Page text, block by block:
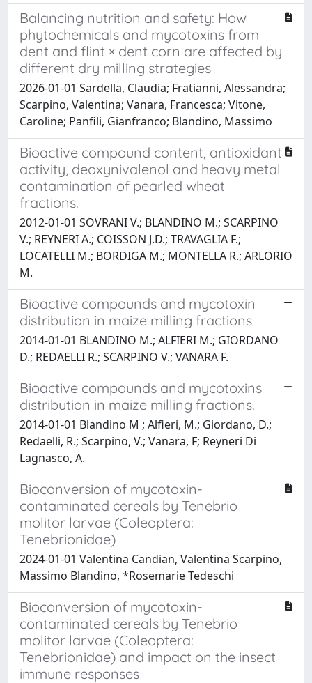
Balancing nutrition and safety: How
phytochemicals and mycotoxins from
dent and flint × dent corn are affected by
different dry milling strategies
2026-01-01 Sardella, Claudia; Fratianni, Alessandra;
Scarpino, Valentina; Vanara, Francesca; Vitone,
Caroline; Panfili, Gianfranco; Blandino, Massimo
Bioactive compound content, antioxidant
activity, deoxynivalenol and heavy metal
contamination of pearled wheat
fractions.
2012-01-01 SOVRANI V.; BLANDINO M.; SCARPINO
V.; REYNERI A.; COISSON J.D.; TRAVAGLIA F.;
LOCATELLI M.; BORDIGA M.; MONTELLA R.; ARLORIO
M.
Bioactive compounds and mycotoxin
distribution in maize milling fractions
2014-01-01 BLANDINO M.; ALFIERI M.; GIORDANO
D.; REDAELLI R.; SCARPINO V.; VANARA F.
Bioactive compounds and mycotoxins
distribution in maize milling fractions.
2014-01-01 Blandino M ; Alfieri, M.; Giordano, D.;
Redaelli, R.; Scarpino, V.; Vanara, F; Reyneri Di
Lagnasco, A.
Bioconversion of mycotoxin-
contaminated cereals by Tenebrio
molitor larvae (Coleoptera:
Tenebrionidae)
2024-01-01 Valentina Candian, Valentina Scarpino,
Massimo Blandino, *Rosemarie Tedeschi
Bioconversion of mycotoxin-
contaminated cereals by Tenebrio
molitor larvae (Coleoptera:
Tenebrionidae) and impact on the insect
immune responses